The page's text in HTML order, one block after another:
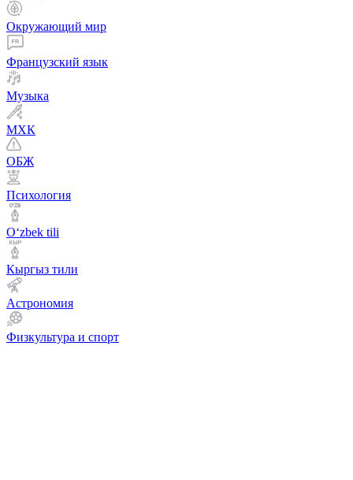
Окружающий мир
Французский язык
Музыка
МХК
ОБЖ
Психология
Оʻzbek tili
Кыргыз тили
Астрономия
Физкультура и спорт